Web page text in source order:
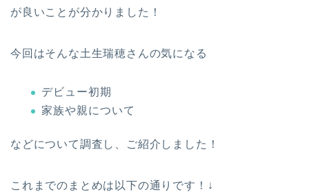
が良いことが分かりました！
今回はそんな土生瑞穂さんの気になる
デビュー初期
家族や親について
などについて調査し、ご紹介しました！
これまでのまとめは以下の通りです！↓